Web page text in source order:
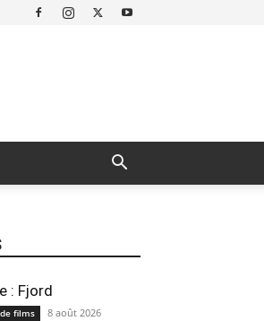
: Fjord
films 8 août 2026